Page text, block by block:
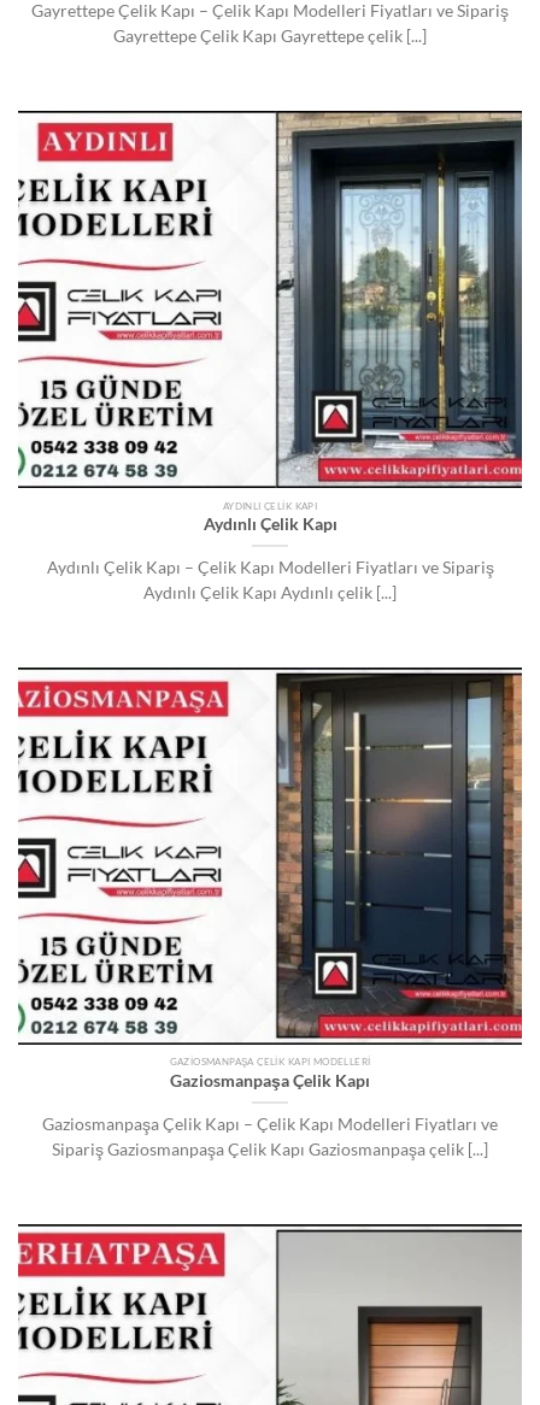
Gayrettepe Çelik Kapı – Çelik Kapı Modelleri Fiyatları ve Sipariş
Gayrettepe Çelik Kapı Gayrettepe çelik [...]
AYDINLI ÇELIK KAPI
Aydınlı Çelik Kapı
Aydınlı Çelik Kapı – Çelik Kapı Modelleri Fiyatları ve Sipariş
Aydınlı Çelik Kapı Aydınlı çelik [...]
GAZIOSMANPAŞA ÇELIK KAPI MODELLERI
Gaziosmanpaşa Çelik Kapı
Gaziosmanpaşa Çelik Kapı – Çelik Kapı Modelleri Fiyatları ve
Sipariş Gaziosmanpaşa Çelik Kapı Gaziosmanpaşa çelik [...]